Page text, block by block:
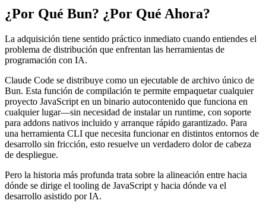
¿Por Qué Bun? ¿Por Qué Ahora?
La adquisición tiene sentido práctico inmediato cuando entiendes el
problema de distribución que enfrentan las herramientas de
programación con IA.
Claude Code se distribuye como un ejecutable de archivo único de
Bun. Esta función de compilación te permite empaquetar cualquier
proyecto JavaScript en un binario autocontenido que funciona en
cualquier lugar—sin necesidad de instalar un runtime, con soporte
para addons nativos incluido y arranque rápido garantizado. Para
una herramienta CLI que necesita funcionar en distintos entornos de
desarrollo sin fricción, esto resuelve un verdadero dolor de cabeza
de despliegue.
Pero la historia más profunda trata sobre la alineación entre hacia
dónde se dirige el tooling de JavaScript y hacia dónde va el
desarrollo asistido por IA.